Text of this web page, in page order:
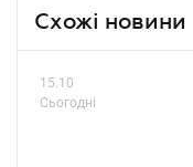
Схожі новини
15.10
Сьогодні